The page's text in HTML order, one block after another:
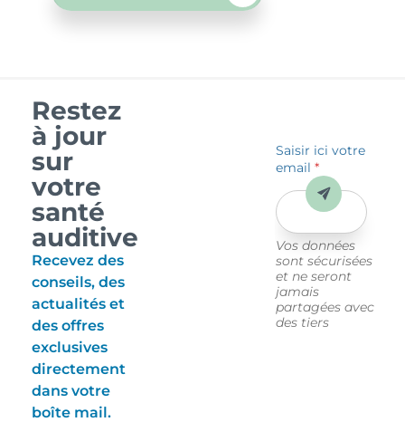
Restez
à jour
sur
votre
santé
auditive
Recevez des
conseils, des
actualités et
des offres
exclusives
directement
dans votre
boîte mail.
Saisir ici votre
email*
Vos données
sont sécurisées
et ne seront
jamais
partagées avec
des tiers
Envoyer